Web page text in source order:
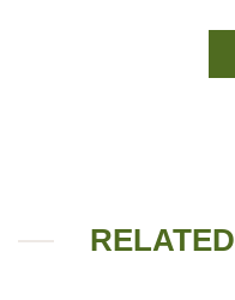
RELATED